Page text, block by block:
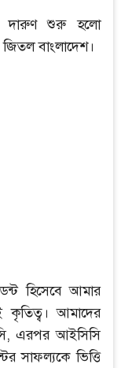
দারুণ শুরু হলো
বাংলাদেশ।
হিসেবে আমার
কৃতিত্ব। আমাদের
এরপর আইসিসি
সাফল্যকে ভিত্তি